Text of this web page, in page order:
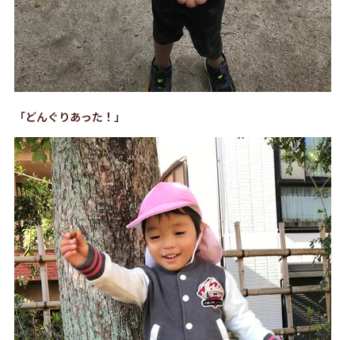
「どんぐりあった！」